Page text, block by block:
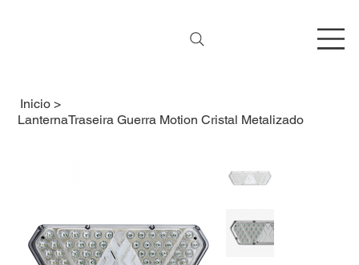
Inicio >
LanternaTraseira Guerra Motion Cristal Metalizado